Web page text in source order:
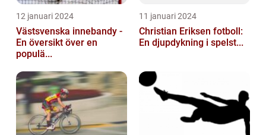
12 januari 2024
Västsvenska innebandy -
En översikt över en
populä...
11 januari 2024
Christian Eriksen fotboll:
En djupdykning i spelst...